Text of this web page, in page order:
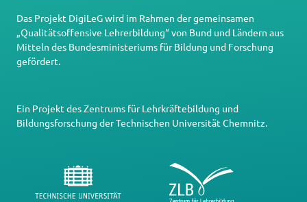
Das Projekt DigiLeG wird im Rahmen der gemeinsamen
„Qualitätsoffensive Lehrerbildung“ von Bund und Ländern aus
Mitteln des Bundesministeriums für Bildung und Forschung
gefördert.
Ein Projekt desZentrums für Lehrkräftebildung und
Bildungsforschung derTechnischen Universität Chemnitz.